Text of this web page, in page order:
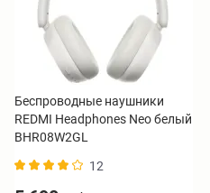
Беспроводные наушники
REDMI Headphones Neo белый
BHR08W2GL
12